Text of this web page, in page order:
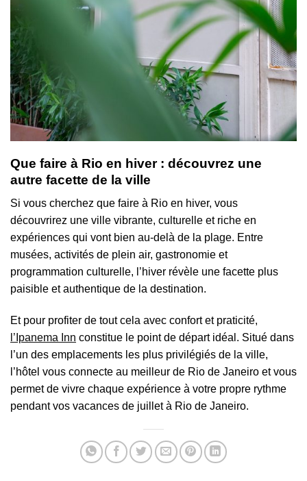
Que faire à Rio en hiver : découvrez une
autre facette de la ville
Si vous cherchez que faire à Rio en hiver, vous
découvrirez une ville vibrante, culturelle et riche en
expériences qui vont bien au-delà de la plage. Entre
musées, activités de plein air, gastronomie et
programmation culturelle, l’hiver révèle une facette plus
paisible et authentique de la destination.
Et pour profiter de tout cela avec confort et praticité,
l’Ipanema Inn constitue le point de départ idéal. Situé dans
l’un des emplacements les plus privilégiés de la ville,
l’hôtel vous connecte au meilleur de Rio de Janeiro et vous
permet de vivre chaque expérience à votre propre rythme
pendant vos vacances de juillet à Rio de Janeiro.